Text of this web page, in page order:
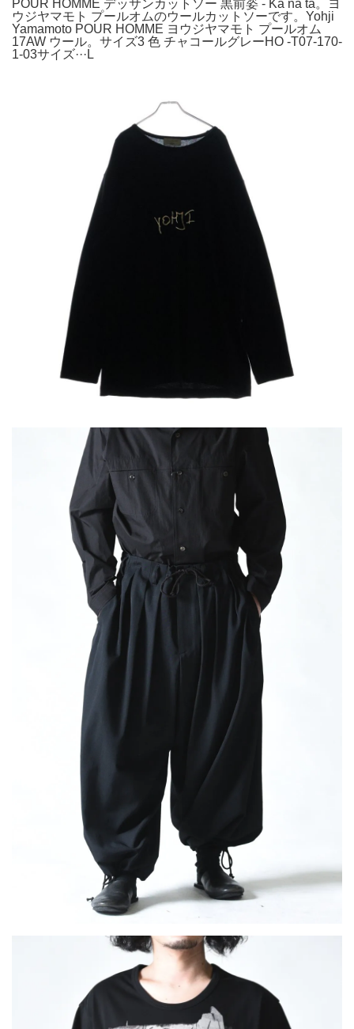
POUR HOMME デッサンカットソー 黒前姿 - Ka na ta。ヨ
ウジヤマモト プールオムのウールカットソーです。Yohji
Yamamoto POUR HOMME ヨウジヤマモト プールオム
17AW ウール。サイズ3 色 チャコールグレーHO -T07-170-
1-03サイズ···L